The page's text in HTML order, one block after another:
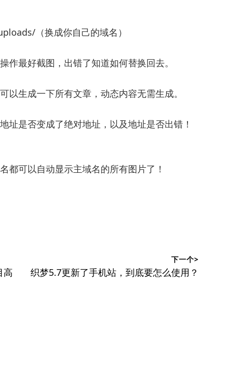
（换成你自己的域名）
作最好截图，出错了知道如何替换回去。
生成一下所有文章，动态内容无需生成。
址是否变成了绝对地址，以及地址是否出错！
都可以自动显示主域名的所有图片了！
高
下一个>
下
织梦5.7更新了手机站，到底要怎么使用？